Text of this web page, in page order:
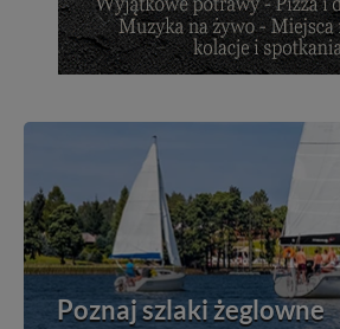
Poznaj szlaki żeglowne